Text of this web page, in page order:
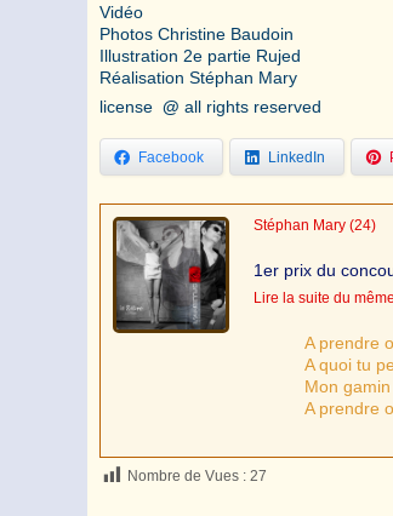
Vidéo
Photos Christine Baudoin
Illustration 2e partie Rujed
Réalisation Stéphan Mary
license @ all rights reserved
Facebook LinkedIn
Stéphan Mary (24)
1er prix du
Lire la suite du
A prendre
A quoi tu
Mon
A prendre
Nombre de Vues : 27